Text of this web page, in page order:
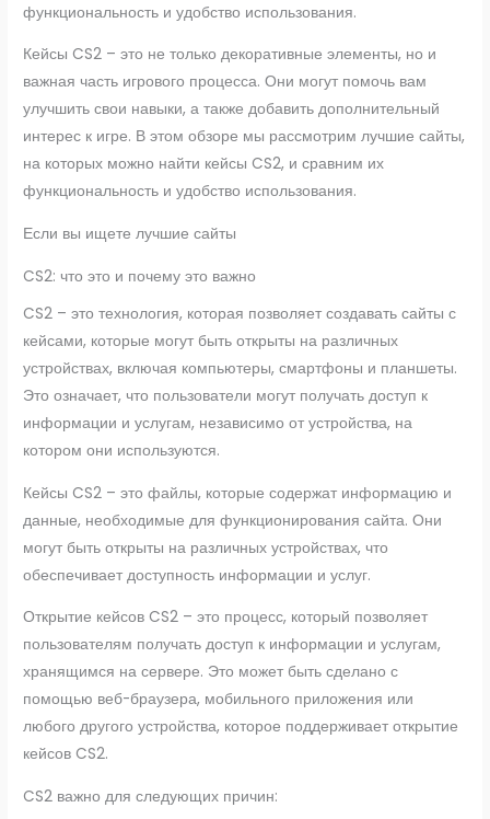
функциональность и удобство использования.
Кейсы CS2 – это не только декоративные элементы, но и
важная часть игрового процесса. Они могут помочь вам
улучшить свои навыки, а также добавить дополнительный
интерес к игре. В этом обзоре мы рассмотрим лучшие сайты,
на которых можно найти кейсы CS2, и сравним их
функциональность и удобство использования.
Если вы ищете лучшие сайты
CS2: что это и почему это важно
CS2 – это технология, которая позволяет создавать сайты с
кейсами, которые могут быть открыты на различных
устройствах, включая компьютеры, смартфоны и планшеты.
Это означает, что пользователи могут получать доступ к
информации и услугам, независимо от устройства, на
котором они используются.
Кейсы CS2 – это файлы, которые содержат информацию и
данные, необходимые для функционирования сайта. Они
могут быть открыты на различных устройствах, что
обеспечивает доступность информации и услуг.
Открытие кейсов CS2 – это процесс, который позволяет
пользователям получать доступ к информации и услугам,
хранящимся на сервере. Это может быть сделано с
помощью веб-браузера, мобильного приложения или
любого другого устройства, которое поддерживает открытие
кейсов CS2.
CS2 важно для следующих причин: